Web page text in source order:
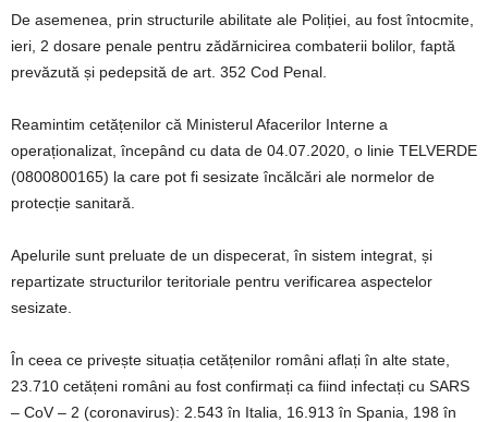
De asemenea, prin structurile abilitate ale Poliției, au fost întocmite,
ieri, 2 dosare penale pentru zădărnicirea combaterii bolilor, faptă
prevăzută și pedepsită de art. 352 Cod Penal.
Reamintim cetățenilor că Ministerul Afacerilor Interne a
operaționalizat, începând cu data de 04.07.2020, o linie TELVERDE
(0800800165) la care pot fi sesizate încălcări ale normelor de
protecție sanitară.
Apelurile sunt preluate de un dispecerat, în sistem integrat, și
repartizate structurilor teritoriale pentru verificarea aspectelor
sesizate.
În ceea ce privește situația cetățenilor români aflați în alte state,
23.710 cetățeni români au fost confirmați ca fiind infectați cu SARS
– CoV – 2 (coronavirus): 2.543 în Italia, 16.913 în Spania, 198 în